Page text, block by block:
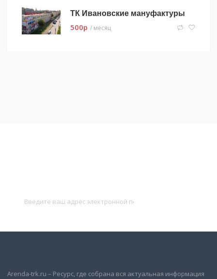
ТК Ивановские мануфактуры
500p / месяц
Arenda-trk.ru – Ресурс, где собрана вся актуальная информация